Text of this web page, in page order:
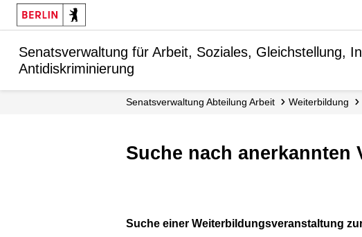
Senatsverwaltung für Arbeit, Soziales, Gleichstellung,
Antidiskriminierung
Senats­verwaltung Abteilung Arbeit Weiterbildung
Suche nach
Suche einer Weiterbildungsveranstaltung